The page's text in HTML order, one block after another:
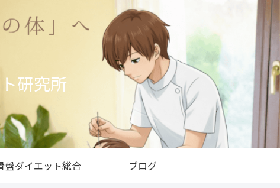
研究所
盤ダイエット総合 ブログ